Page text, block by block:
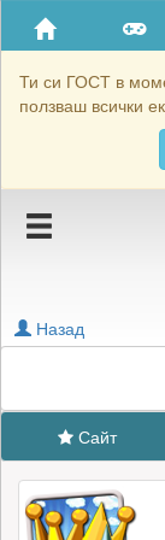
Ти си ГОСТ в
ползваш всички
Приятели
Хронология
Подаръците
Картичките
Блокирай
Назад
Сайт